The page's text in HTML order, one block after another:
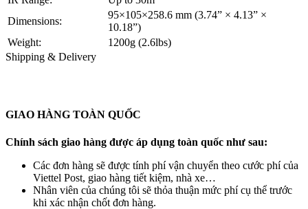
Dimensions:
95×105×258.6 mm (3.74” × 4.13” ×
10.18”)
Weight:
1200g (2.6lbs)
Shipping & Delivery
GIAO HÀNG TOÀN QUỐC
Chính sách giao hàng được áp dụng toàn quốc như sau:
Các đơn hàng sẽ được tính phí vận chuyển theo cước phí của
Viettel Post, giao hàng tiết kiệm, nhà xe…
Nhân viên của chúng tôi sẽ thỏa thuận mức phí cụ thể trước
khi xác nhận chốt đơn hàng.